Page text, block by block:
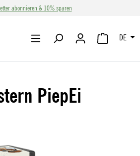
abonnieren & 10% sparen
DE
PiepEi